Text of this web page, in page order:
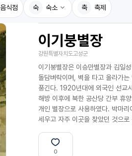
음식점 숙 숙소
국내맛집
고수의레시피
음식용어사전
축 축제
이기붕별장
강원특별자치도고성군
이기붕별장은 이승만별장과 김일
돌담벼락이며, 벽을 타고 올라가
풍긴다. 1920년대에 외국인 선교
해방 이후에 북한 공산당 간부 휴
개인 별장으로 사용하였다. 박마
세우고 자주 이곳을 찾았던 것으
0